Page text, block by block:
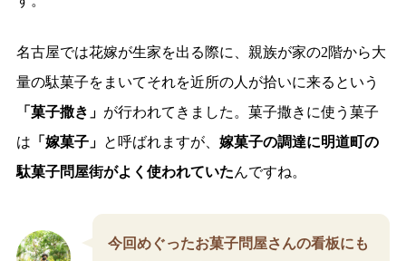
名古屋では花嫁が生家を出る際に、親族が家の2階から大
量の駄菓子をまいてそれを近所の人が拾いに来るという
「菓子撒き」 が行われてきました。菓子撒きに使う菓子
は 「嫁菓子」 と呼ばれますが、 嫁菓子の調達に明道町の
駄菓子問屋街がよく使われていたんですね。
今回めぐったお菓子問屋さんの看板にも